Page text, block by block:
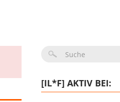
SUCHFORMULAR
[IL*F] AKTIV BEI: